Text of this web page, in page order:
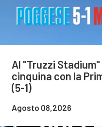
Al "Truzzi
cinquina con la
(5-1)
Agosto 08,2026